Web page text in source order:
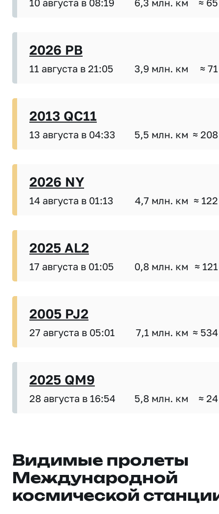
2026 PB
11 августа в 21:05 3,9 млн. км ≈
2013 QC11
13 августа в 04:33 5,5 млн. км ≈
2026 NY
14 августа в 01:13 4,7 млн. км ≈
2025 AL2
17 августа в 01:05 0,8 млн. км ≈
2005 PJ2
27 августа в 05:01 7,1 млн. км ≈
2025 QM9
28 августа в 16:54 5,8 млн. км ≈
Видимые пролеты
Международной
космической